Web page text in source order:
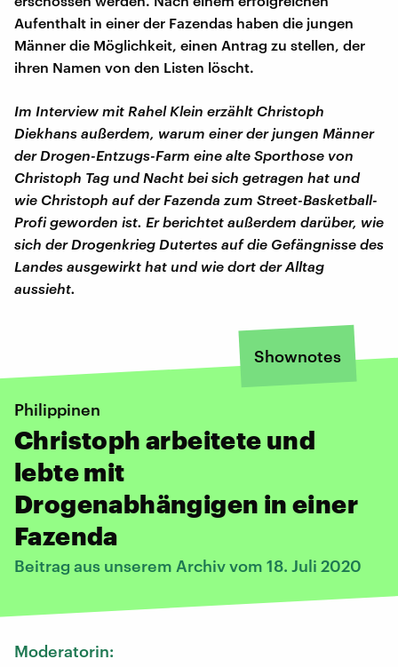
Aufenthalt in einer der Fazendas haben die jungen
Männer die Möglichkeit, einen Antrag zu stellen, der
ihren Namen von den Listen löscht.
Im Interview mit Rahel Klein erzählt Christoph
Diekhans außerdem, warum einer der jungen Männer
der Drogen-Entzugs-Farm eine alte Sporthose von
Christoph Tag und Nacht bei sich getragen hat und
wie Christoph auf der Fazenda zum Street-Basketball-
Profi geworden ist. Er berichtet außerdem darüber, wie
sich der Drogenkrieg Dutertes auf die Gefängnisse des
Landes ausgewirkt hat und wie dort der Alltag
aussieht.
Shownotes
Philippinen
Christoph arbeitete und
lebte mit
Drogenabhängigen in einer
Fazenda
Beitrag aus unserem Archiv vom 18. Juli 2020
Moderatorin: